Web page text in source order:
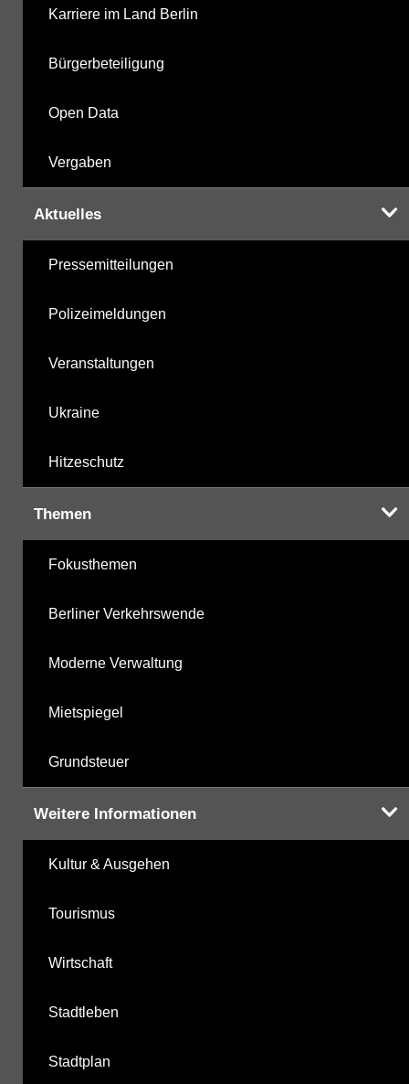
Karriere im Land Berlin
Bürgerbeteiligung
Open Data
Vergaben
Aktuelles
Pressemitteilungen
Polizeimeldungen
Veranstaltungen
Ukraine
Hitzeschutz
Themen
Fokusthemen
Berliner Verkehrswende
Moderne Verwaltung
Mietspiegel
Grundsteuer
Weitere Informationen
Kultur & Ausgehen
Tourismus
Wirtschaft
Stadtleben
Stadtplan